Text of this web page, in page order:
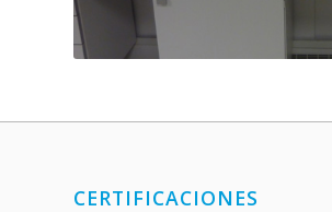
CERTIFICACIONES